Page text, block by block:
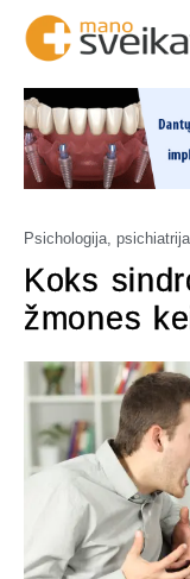
Psichologija, psichiatrija
Koks
žmones